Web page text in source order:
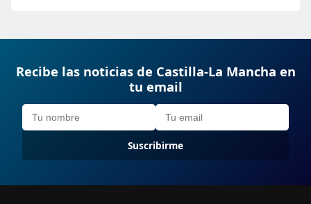
Recibe las noticias de Castilla-La Mancha en
tu email
Suscribirme